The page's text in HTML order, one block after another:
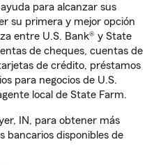
para alcanzar sus
su primera y mejor opción
entre U.S. Bank® y State
de cheques, cuentas de
de crédito, préstamos
para negocios de U.S.
local de State Farm.
IN, para obtener más
bancarios disponibles de